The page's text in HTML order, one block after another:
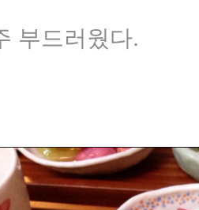
부드러웠다.